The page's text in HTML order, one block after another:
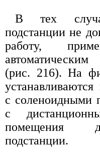
В тех
подстанции не
работу,
(рис. 216). На
с соленоидными
с
помещения
подстанции.